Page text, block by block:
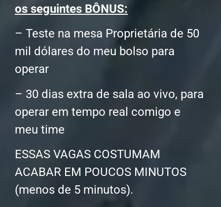
os seguintes BÔNUS:
– Teste na mesa Proprietária de 50
mil dólares do meu bolso para
operar
– 30 dias extra de sala ao vivo, para
operar em tempo real comigo e
meu time
ESSAS VAGAS COSTUMAM
ACABAR EM POUCOS MINUTOS
(menos de 5 minutos).